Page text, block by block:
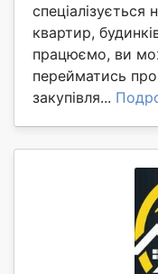
квартир,
працюємо, ви
перейматись
закупівля...